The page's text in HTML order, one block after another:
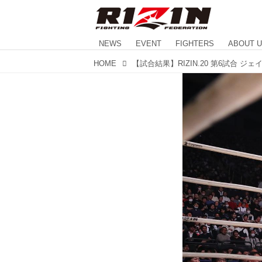
NEWS EVENT FIGHTERS ABOUT
HOME 【試合結果】RIZIN.20 第6試合 ジェ